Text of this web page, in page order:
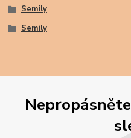
Semily
Semily